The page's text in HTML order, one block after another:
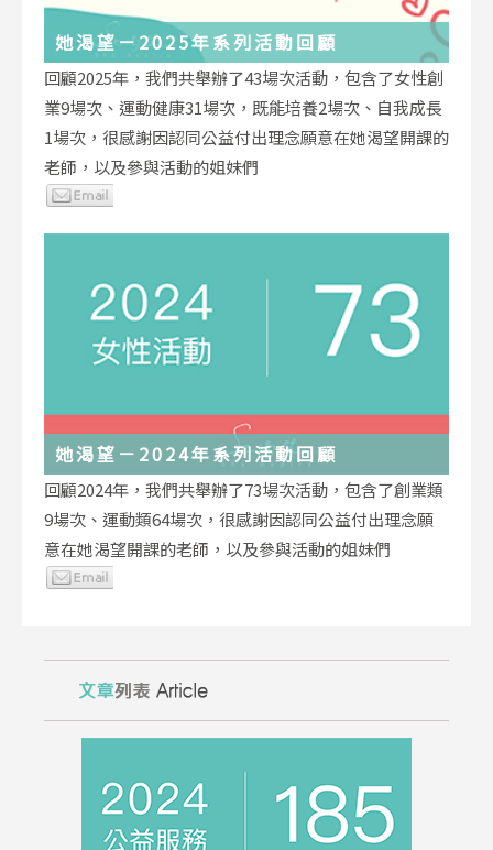
她渴望－2025年系列活動回顧
回顧2025年，我們共舉辦了43場次活動，包含了女性創
業9場次、運動健康31場次，既能培養2場次、自我成長
1場次，很感謝因認同公益付出理念願意在她渴望開課的
老師，以及參與活動的姐妹們
她渴望－2024年系列活動回顧
回顧2024年，我們共舉辦了73場次活動，包含了創業類
9場次、運動類64場次，很感謝因認同公益付出理念願
意在她渴望開課的老師，以及參與活動的姐妹們